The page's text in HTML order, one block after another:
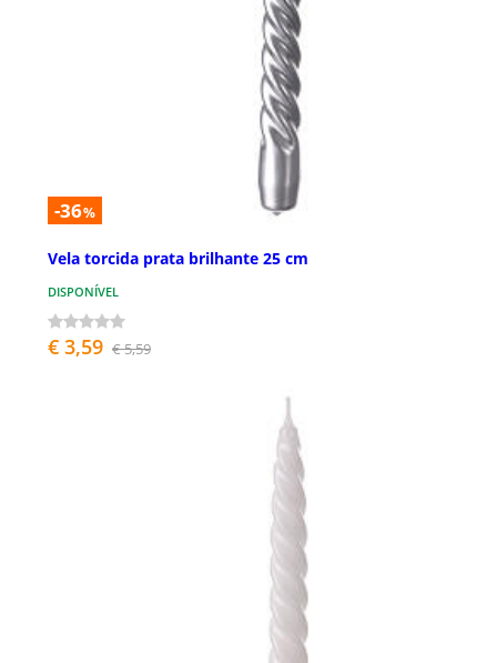
-36%
Vela torcida prata brilhante 25 cm
DISPONÍVEL
€ 3,59 € 5,59